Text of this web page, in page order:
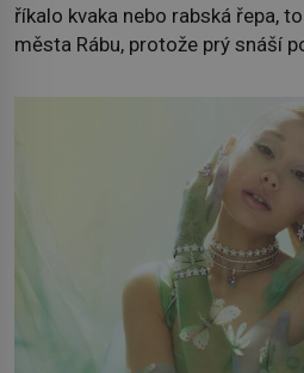
říkalo kvaka nebo rabská řepa,
města Rábu, protože prý snáší
někdy i v obchodech. Její bulvy